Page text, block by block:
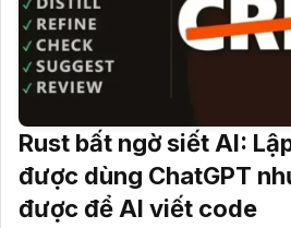
Rust bất ngờ siết AI:
được dùng ChatGPT
được để AI viết code